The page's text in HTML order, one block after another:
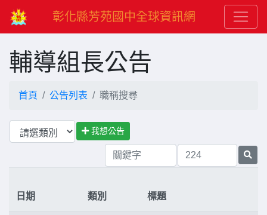
彰化縣芳苑國中全球資訊網
輔導組長公告
首頁 公告列表 職稱搜尋
我想公告
日期 類別 標題